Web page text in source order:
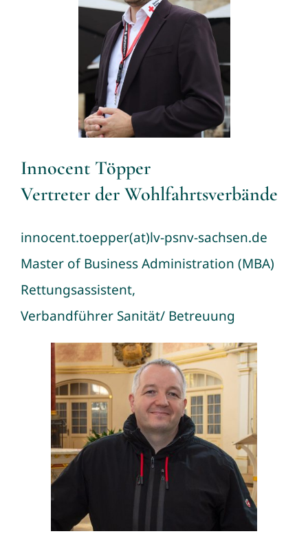
Innocent Töpper
Vertreter der Wohlfahrtsverbände
innocent.toepper(at)lv-psnv-sachsen.de
Master of Business Administration (MBA)
Rettungsassistent,
Verbandführer Sanität/ Betreuung